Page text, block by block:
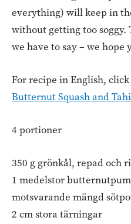
everything) will keep in
without getting too soggy.
we have to say – we hope
For recipe in English,
Butternut Squash and
4 portioner
350 g grönkål, repad och
1 medelstor
motsvarande mängd
2 cm stora tärningar